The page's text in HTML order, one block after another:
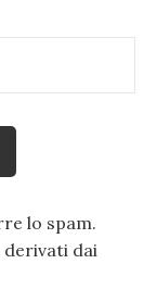
lo spam.
dai